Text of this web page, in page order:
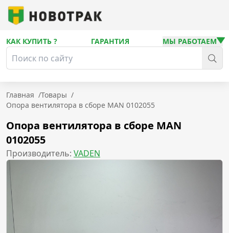
КАК КУПИТЬ ? ГАРАНТИЯ МЫ РАБОТАЕМ
Главная /Товары /
Опора вентилятора в сборе MAN 0102055
Опора вентилятора в сборе MAN
0102055
Производитель: VADEN